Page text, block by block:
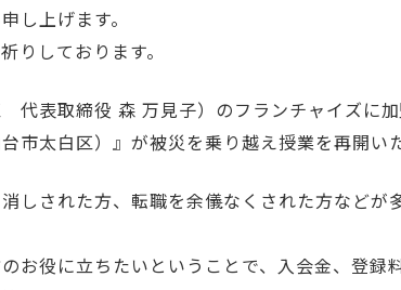
し上げます。
りしております。
代表取締役 森 万見子）のフランチャイズに
市太白区）』が被災を乗り越え授業を再開い
しされた方、転職を余儀なくされた方などが
お役に立ちたいということで、入会金、登録